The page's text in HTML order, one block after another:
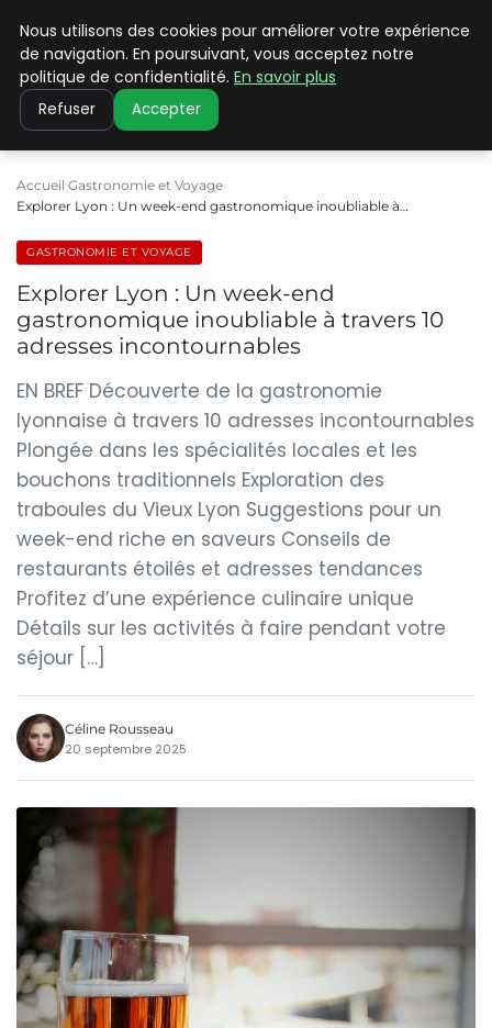
PILAT PATRIMOINES
Accueil Gastronomie et Voyage
Explorer Lyon : Un week-end gastronomique inoubliable à…
GASTRONOMIE ET VOYAGE
Explorer Lyon : Un week-end
gastronomique inoubliable à travers 10
adresses incontournables
EN BREF Découverte de la gastronomie
lyonnaise à travers 10 adresses incontournables
Plongée dans les spécialités locales et les
bouchons traditionnels Exploration des
traboules du Vieux Lyon Suggestions pour un
week-end riche en saveurs Conseils de
restaurants étoilés et adresses tendances
Profitez d’une expérience culinaire unique
Détails sur les activités à faire pendant votre
séjour […]
Céline Rousseau
20 septembre 2025
Nous utilisons des cookies pour améliorer votre expérience
de navigation. En poursuivant, vous acceptez notre
politique de confidentialité. En savoir plus
Refuser Accepter